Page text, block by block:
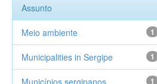
Assunto
1
Meio ambiente
1
Municipalities in Sergipe
1
Municípios sergipanos